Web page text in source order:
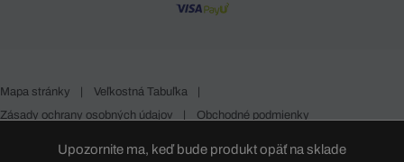
Upozornite ma, keď bude produkt opäť na sklade
Mapa stránky | Veľkostná Tabuľka
|
Zásady ochrany osobných údajov
| Obchodné podmienky